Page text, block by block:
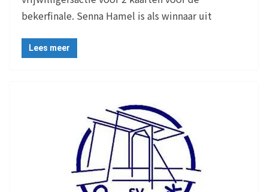
bekerfinale. Senna Hamel is als winnaar uit
Lees meer